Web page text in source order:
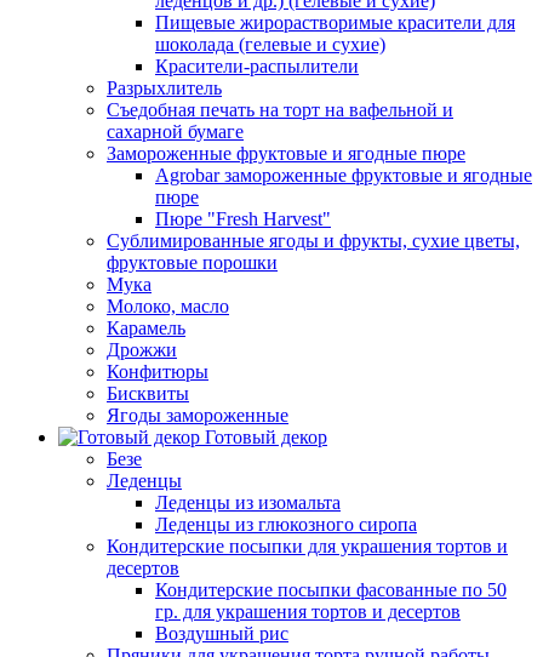
Пищевые жирорастворимые красители для
шоколада (гелевые и сухие)
Красители-распылители
Разрыхлитель
Съедобная печать на торт на вафельной и
сахарной бумаге
Замороженные фруктовые и ягодные пюре
Agrobar замороженные фруктовые и ягодные
пюре
Пюре "Fresh Harvest"
Сублимированные ягоды и фрукты, сухие цветы,
фруктовые порошки
Мука
Молоко, масло
Карамель
Дрожжи
Конфитюры
Бисквиты
Ягоды замороженные
Готовый декор
Безе
Леденцы
Леденцы из изомальта
Леденцы из глюкозного сиропа
Кондитерские посыпки для украшения тортов и
десертов
Кондитерские посыпки фасованные по 50
гр. для украшения тортов и десертов
Воздушный рис